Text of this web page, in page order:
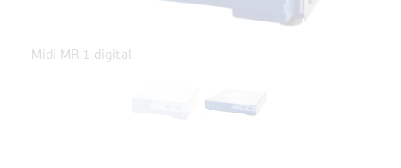
Midi MR 1 digital